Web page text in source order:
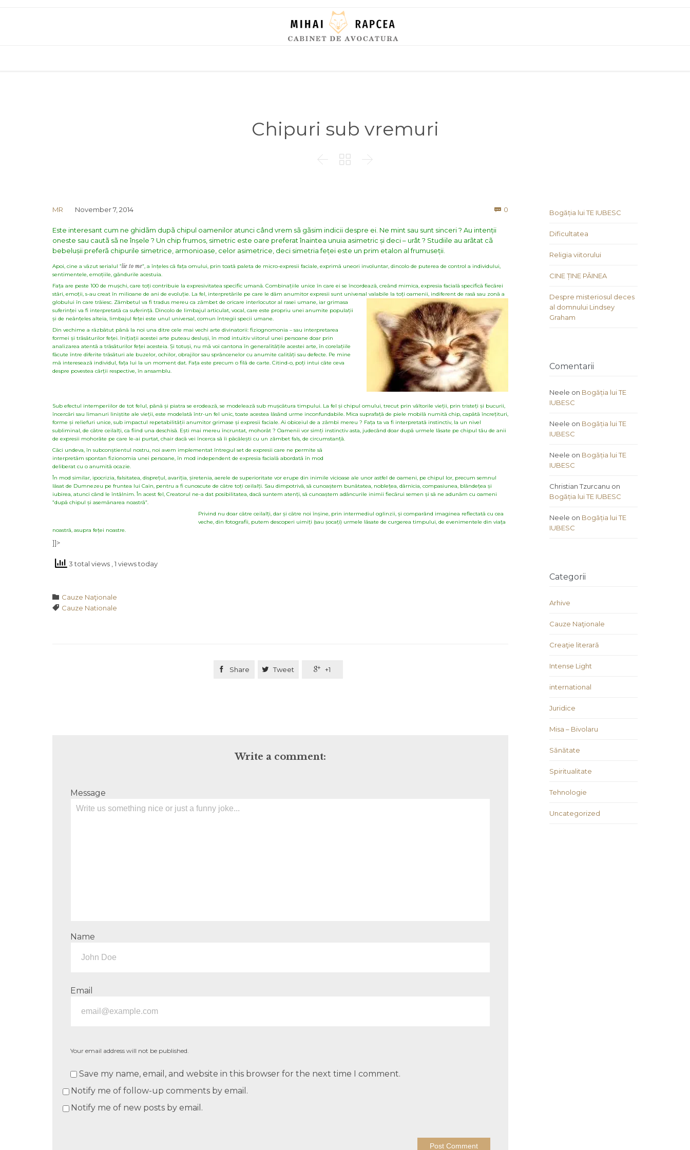
Chipuri sub vremuri
  
MR November 7, 2014  0
Este interesant cum ne ghidãm dupã chipul oamenilor atunci când vrem sã gãsim indicii despre ei. Ne mint sau sunt sinceri ? Au intenții
oneste sau cautã sã ne înșele ? Un chip frumos, simetric este oare preferat înaintea unuia asimetric și deci – urât ? Studiile au arãtat cã
bebelușii preferã chipurile simetrice, armonioase, celor asimetrice, deci simetria feței este un prim etalon al frumuseții.
Apoi, cine a vãzut serialul ”lie to me”, a înțeles cã fața omului, prin toatã paleta de micro-expresii faciale, exprimã uneori involuntar, dincolo de puterea de control a individului,
sentimentele, emoțiile, gândurile acestuia.
Fața are peste 100 de mușchi, care toți contribuie la expresivitatea specific umanã. Combinațiile unice în care ei se încordeazã, creând mimica, expresia facialã specificã fiecãrei
stãri, emoții, s-au creat în milioane de ani de evoluție. La fel, interpretãrile pe care le dãm anumitor expresii sunt universal valabile la toți oamenii, indiferent de rasã sau zonã a
globului în care trãiesc. Zâmbetul va fi tradus mereu ca zâmbet de oricare interlocutor al rasei umane, iar grimasa
suferinței va fi interpretatã ca suferințã. Dincolo de limbajul articulat, vocal, care este propriu unei anumite populații
și de neânțeles alteia, limbajul feței este unul universal, comun întregii specii umane.
Din vechime a rãzbãtut pânã la noi una ditre cele mai vechi arte divinatorii: fiziognomonia – sau interpretarea
formei și trãsãturilor feței. Inițiații acestei arte puteau desluși, în mod intuitiv viitorul unei persoane doar prin
analizarea atentã a trãsãturilor feței acesteia. Și totuși, nu mã voi cantona în generalitãțile acestei arte, în corelațiile
fãcute între diferite trãsãturi ale buzelor, ochilor, obrajilor sau sprâncenelor cu anumite calitãți sau defecte. Pe mine
mã intereseazã individul, fața lui la un moment dat. Fața este precum o filã de carte. Citind-o, poți intui câte ceva
despre povestea cãrții respective, în ansamblu.
Sub efectul intemperiilor de tot felul, pânã și piatra se erodeazã, se modeleazã sub mușcãtura timpului. La fel și chipul omului, trecut prin vâltorile vieții, prin tristeți și bucurii,
încercãri sau limanuri liniștite ale vieții, este modelatã într-un fel unic, toate acestea lãsând urme inconfundabile. Mica suprafațã de piele mobilã numitã chip, capãtã încrețituri,
forme și reliefuri unice, sub impactul repetabilitãții anumitor grimase și expresii faciale. Ai obiceiul de a zâmbi mereu ? Fața ta va fi interpretatã instinctiv, la un nivel
subliminal, de cãtre ceilalți, ca fiind una deschisã. Ești mai mereu încruntat, mohorât ? Oamenii vor simți instinctiv asta, judecând doar dupã urmele lãsate pe chipul tãu de anii
de expresii mohorâte pe care le-ai purtat, chair dacã vei încerca sã îi pãcãlești cu un zâmbet fals, de circumstanțã.
Cãci undeva, în subconștientul nostru, noi avem implementat întregul set de expresii care ne permite sã
interpretãm spontan fizionomia unei persoane, în mod independent de expresia facialã abordatã în mod
deliberat cu o anumitã ocazie.
În mod similar, ipocrizia, falsitatea, disprețul, avariția, șiretenia, aerele de superioritate vor erupe din inimile vicioase ale unor astfel de oameni, pe chipul lor, precum semnul
lãsat de Dumnezeu pe fruntea lui Cain, pentru a fi cunoscute de cãtre toți ceilalți. Sau dimpotrivã, sã cunoaștem bunãtatea, noblețea, dãrnicia, compasiunea, blândețea și
iubirea, atunci când le întâlnim. În acest fel, Creatorul ne-a dat posibilitatea, dacã suntem atenți, sã cunoaștem adâncurile inimii fiecãrui semen și sã ne adunãm cu oameni
”dupã chipul și asemãnarea noastrã”.
Privind nu doar cãtre ceilalți, dar și cãtre noi înșine, prin intermediul oglinzii, și comparând imaginea reflectatã cu cea
veche, din fotografii, putem descoperi uimiți (sau șocați) urmele lãsate de curgerea timpului, de evenimentele din viața
noastrã, asupra feței noastre.
]]>
3 total views , 1 views today
 Category
Cauze Naţionale
 Tags
Cauze Nationale
 Share  Tweet  +1
Write a comment:
Message
Name
Email
Your email address will not be published.
Save my name, email, and website in this browser for the next time I comment.
Notify me of follow-up comments by email.
Notify me of new posts by email.
Bogăția lui TE IUBESC
Dificultatea
Religia viitorului
CINE ȚINE PÂINEA
Despre misteriosul deces
al domnului Lindsey
Graham
Comentarii
Neele on Bogăția lui TE
IUBESC
Neele on Bogăția lui TE
IUBESC
Neele on Bogăția lui TE
IUBESC
Christian Tzurcanu on
Bogăția lui TE IUBESC
Neele on Bogăția lui TE
IUBESC
Categorii
Arhive
Cauze Naţionale
Creaţie literară
Intense Light
international
Juridice
Misa – Bivolaru
Sănătate
Spiritualitate
Tehnologie
Uncategorized